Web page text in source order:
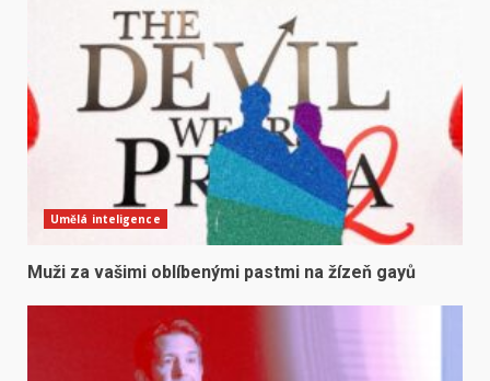
Umělá inteligence
Muži za vašimi oblíbenými pastmi na žízeň gayů